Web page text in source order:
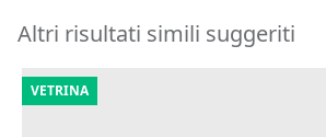
Altri risultati simili suggeriti
VETRINA